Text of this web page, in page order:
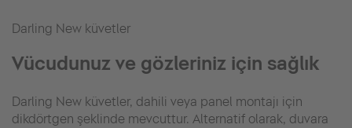
Darling New küvetler
Vücudunuz ve gözleriniz için sağlık
Darling New küvetler, dahili veya panel montajı için
dikdörtgen şeklinde mevcuttur. Alternatif olarak, duvara